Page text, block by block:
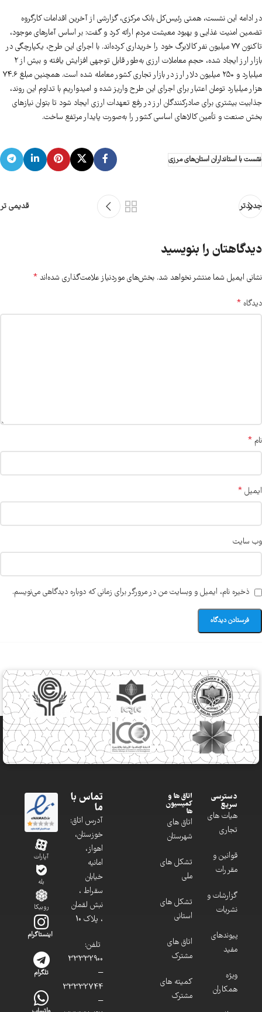
در ادامه این نشست، همتی رئیس‌کل بانک مرکزی، گزارشی از آخرین اقدامات کارگروه
تضمین امنیت غذایی و بهبود معیشت مردم ارائه کرد و گفت: بر اساس آمارهای موجود،
تاکنون ۷۷ میلیون نفر کالابرگ خود را خریداری کرده‌اند. با اجرای این طرح، یکپارچگی در
بازار ارز ایجاد شده، حجم معاملات ارزی به‌طور قابل توجهی افزایش یافته و بیش از ۲
میلیارد و ۲۵۰ میلیون دلار ارز در بازار تجاری کشور معامله شده است. همچنین مبلغ ۷۴.۶
هزار میلیارد تومان اعتبار برای اجرای این طرح واریز شده و امیدواریم با تداوم این روند،
جذابیت بیشتری برای صادرکنندگان ارز در رفع تعهدات ارزی ایجاد شود تا بتوان نیازهای
بخش صنعت و تأمین کالاهای اساسی کشور را به‌صورت پایدار مرتفع ساخت.
نشست با استانداران استان‌های مرزی
جدیدتر قدیمی تر
دیدگاهتان را بنویسید
نشانی ایمیل شما منتشر نخواهد شد. بخش‌های موردنیاز علامت‌گذاری شده‌اند *
دیدگاه *
نام *
ایمیل *
وب‌ سایت
ذخیره نام، ایمیل و وبسایت من در مرورگر برای زمانی که دوباره دیدگاهی می‌نویسم.
دسترسی
سریع
هیات های
تجاری
قوانین و
مقررات
گزارشات و
نشریات
پیوندهای
مفید
ویژه
همکاران
اتاق ها و
کمیسیون
ها
اتاق های
شهرستان
تشکل های
ملی
تشکل های
استانی
اتاق های
مشترک
کمیته های
مشترک
تماس با
ما
آدرس اتاق:
خوزستان،
اهواز،
امانیه
خیابان
سقراط ،
نبش لقمان
، پلاک 10
تلفن:
33332900
–
33332744
–
آپارات
بله
روبیکا
اینستاگرام
تلگرام